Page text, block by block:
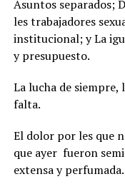
Asuntos separados;
les trabajadores
institucional; y La
y presupuesto.
La lucha de siempre,
falta.
El dolor por les que
que ayer fueron
extensa y perfumada.